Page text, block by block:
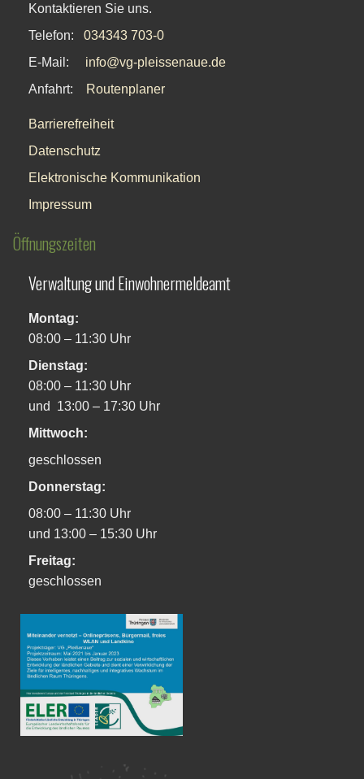
Kontaktieren Sie uns.
Telefon: 034343 703-0
E-Mail: info@vg-pleissenaue.de
Anfahrt:
Routenplaner
Barrierefreiheit
Datenschutz
Elektronische Kommunikation
Impressum
Öffnungszeiten
Verwaltung und Einwohnermeldeamt
Montag:
08:00 – 11:30 Uhr
Dienstag:
08:00 – 11:30 Uhr
und 13:00 – 17:30 Uhr
Mittwoch:
geschlossen
Donnerstag:
08:00 – 11:30 Uhr
und 13:00 – 15:30 Uhr
Freitag:
geschlossen